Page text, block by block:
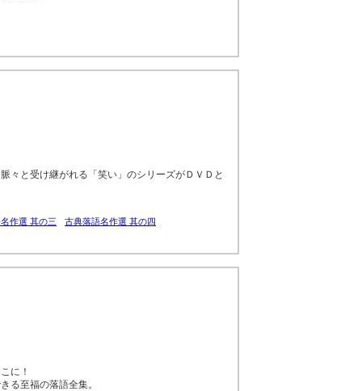
々と受け継がれる「笑い」のシリーズがＤＶＤと
作選 其の三
古典落語名作選 其の四
に！
る至福の落語全集。